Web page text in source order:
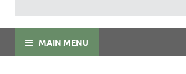
MAIN MENU